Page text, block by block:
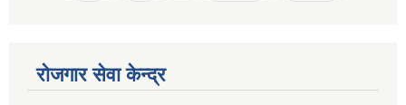
रोजगार सेवा केन्द्र